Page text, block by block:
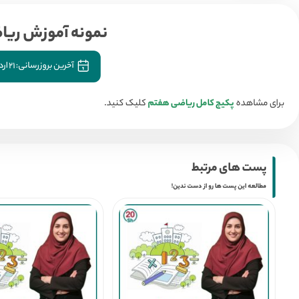
نمونه آموزش
آخرین بروزرسانی:۲۱ اردیبهشت ۱۴۰۴
برای مشاهده پکیج کامل ریاضی هفتمکلیک کنید.
پست های مرتبط
مطالعه این پست ها رو از دست ندین!